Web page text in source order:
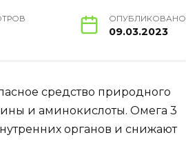
ОПУБЛИКОВАНО
09.03.2023
средство природного
и аминокислоты. Омега 3
органов и снижают